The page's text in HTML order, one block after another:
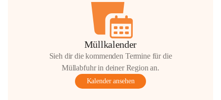
Müllkalender
Sieh dir die kommenden Termine für die
Müllabfuhr in deiner Region an.
Kalender ansehen